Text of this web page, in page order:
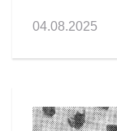
04.08.2025